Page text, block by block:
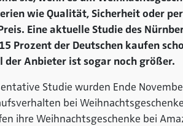
wie Qualität, Sicherheit oder
Eine aktuelle Studie des
Prozent der Deutschen kaufen
der Anbieter ist sogar noch größer.
Studie wurden Ende
bei
ihre Weihnachtsgeschenke bei